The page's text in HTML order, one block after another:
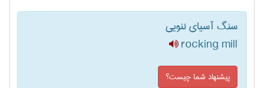
سنگ آسیای ننویی
rocking mill
پیشنهاد شما چیست؟